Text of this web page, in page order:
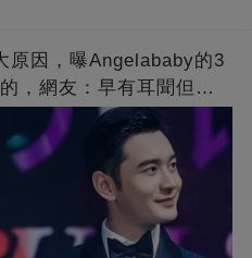
原因，曝Angelababy的3
，網友：早有耳聞但想